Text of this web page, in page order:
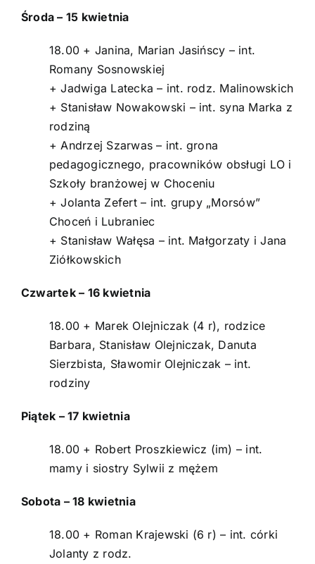
Środa – 15 kwietnia
18.00 + Janina, Marian Jasińscy – int.
Romany Sosnowskiej
+ Jadwiga Latecka – int. rodz. Malinowskich
+ Stanisław Nowakowski – int. syna Marka z
rodziną
+ Andrzej Szarwas – int. grona
pedagogicznego, pracowników obsługi LO i
Szkoły branżowej w Choceniu
+ Jolanta Zefert – int. grupy „Morsów”
Choceń i Lubraniec
+ Stanisław Wałęsa – int. Małgorzaty i Jana
Ziółkowskich
Czwartek – 16 kwietnia
18.00 + Marek Olejniczak (4 r), rodzice
Barbara, Stanisław Olejniczak, Danuta
Sierzbista, Sławomir Olejniczak – int.
rodziny
Piątek – 17 kwietnia
18.00 + Robert Proszkiewicz (im) – int.
mamy i siostry Sylwii z mężem
Sobota – 18 kwietnia
18.00 + Roman Krajewski (6 r) – int. córki
Jolanty z rodz.